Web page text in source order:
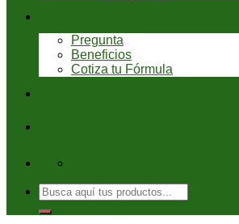
Pregunta
Beneficios
Cotiza tu Fórmula
Buscar
por: